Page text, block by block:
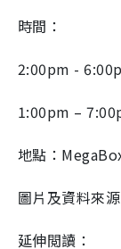
時間：
2:00pm -
1:00pm –
地點：
圖片及資料來
延伸閲讀：